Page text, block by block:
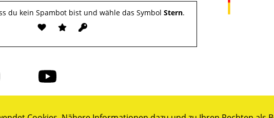
du kein Spambot bist und wähle das Symbol Stern.
Folge
uns
auf